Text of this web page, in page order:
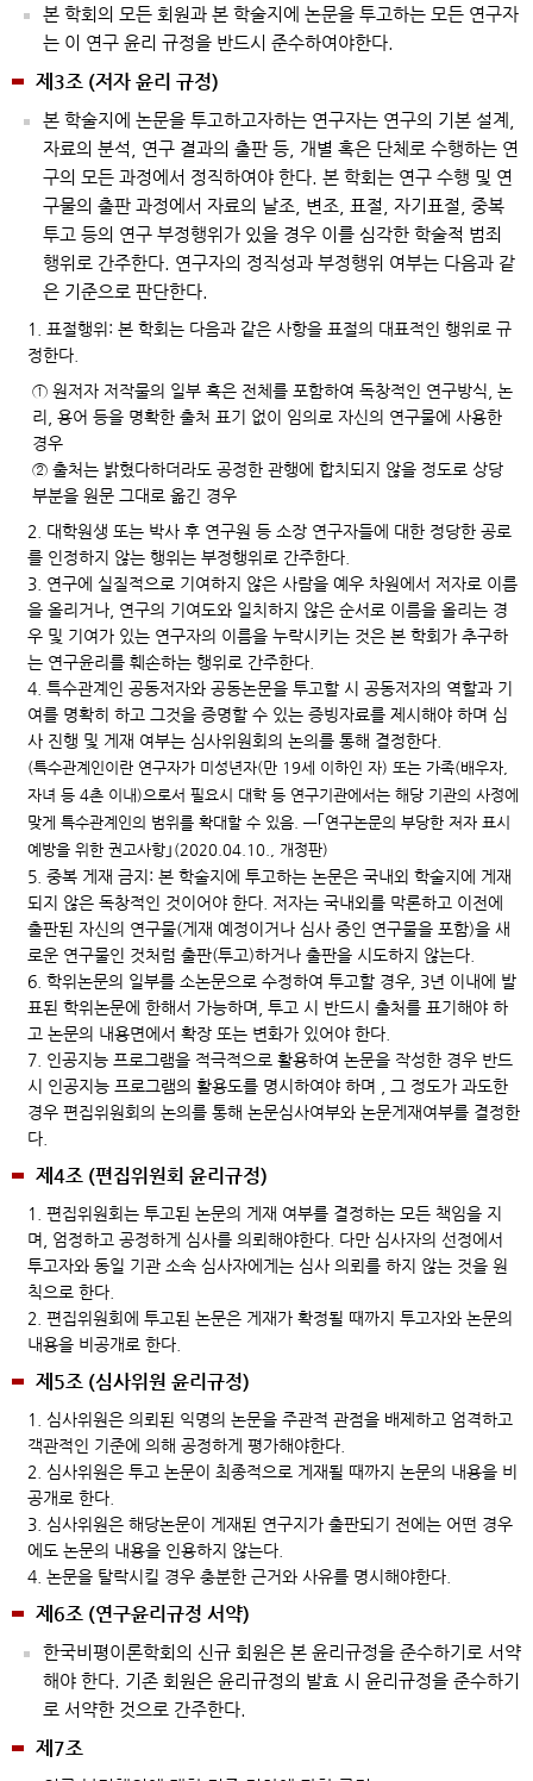
본 학회의 모든 회원과 본 학술지에 논문을 투고하는 모든 연구자
는 이 연구 윤리 규정을 반드시 준수하여야한다.
제3조 (저자 윤리 규정)
본 학술지에 논문을 투고하고자하는 연구자는 연구의 기본 설계,
자료의 분석, 연구 결과의 출판 등, 개별 혹은 단체로 수행하는 연
구의 모든 과정에서 정직하여야 한다. 본 학회는 연구 수행 및 연
구물의 출판 과정에서 자료의 날조, 변조, 표절, 자기표절, 중복
투고 등의 연구 부정행위가 있을 경우 이를 심각한 학술적 범죄
행위로 간주한다. 연구자의 정직성과 부정행위 여부는 다음과 같
은 기준으로 판단한다.
1. 표절행위: 본 학회는 다음과 같은 사항을 표절의 대표적인 행위로 규
정한다.
① 원저자 저작물의 일부 혹은 전체를 포함하여 독창적인 연구방식, 논
리, 용어 등을 명확한 출처 표기 없이 임의로 자신의 연구물에 사용한
경우
② 출처는 밝혔다하더라도 공정한 관행에 합치되지 않을 정도로 상당
부분을 원문 그대로 옮긴 경우
2. 대학원생 또는 박사 후 연구원 등 소장 연구자들에 대한 정당한 공로
를 인정하지 않는 행위는 부정행위로 간주한다.
3. 연구에 실질적으로 기여하지 않은 사람을 예우 차원에서 저자로 이름
을 올리거나, 연구의 기여도와 일치하지 않은 순서로 이름을 올리는 경
우 및 기여가 있는 연구자의 이름을 누락시키는 것은 본 학회가 추구하
는 연구윤리를 훼손하는 행위로 간주한다.
4. 특수관계인 공동저자와 공동논문을 투고할 시 공동저자의 역할과 기
여를 명확히 하고 그것을 증명할 수 있는 증빙자료를 제시해야 하며 심
사 진행 및 게재 여부는 심사위원회의 논의를 통해 결정한다.
(특수관계인이란 연구자가 미성년자(만 19세 이하인 자) 또는 가족(배우자,
자녀 등 4촌 이내)으로서 필요시 대학 등 연구기관에서는 해당 기관의 사정에
맞게 특수관계인의 범위를 확대할 수 있음. ―｢연구논문의 부당한 저자 표시
예방을 위한 권고사항｣(2020.04.10., 개정판)
5. 중복 게재 금지: 본 학술지에 투고하는 논문은 국내외 학술지에 게재
되지 않은 독창적인 것이어야 한다. 저자는 국내외를 막론하고 이전에
출판된 자신의 연구물(게재 예정이거나 심사 중인 연구물을 포함)을 새
로운 연구물인 것처럼 출판(투고)하거나 출판을 시도하지 않는다.
6. 학위논문의 일부를 소논문으로 수정하여 투고할 경우, 3년 이내에 발
표된 학위논문에 한해서 가능하며, 투고 시 반드시 출처를 표기해야 하
고 논문의 내용면에서 확장 또는 변화가 있어야 한다.
7. 인공지능 프로그램을 적극적으로 활용하여 논문을 작성한 경우 반드
시 인공지능 프로그램의 활용도를 명시하여야 하며 , 그 정도가 과도한
경우 편집위원회의 논의를 통해 논문심사여부와 논문게재여부를 결정한
다.
제4조 (편집위원회 윤리규정)
1. 편집위원회는 투고된 논문의 게재 여부를 결정하는 모든 책임을 지
며, 엄정하고 공정하게 심사를 의뢰해야한다. 다만 심사자의 선정에서
투고자와 동일 기관 소속 심사자에게는 심사 의뢰를 하지 않는 것을 원
칙으로 한다.
2. 편집위원회에 투고된 논문은 게재가 확정될 때까지 투고자와 논문의
내용을 비공개로 한다.
제5조 (심사위원 윤리규정)
1. 심사위원은 의뢰된 익명의 논문을 주관적 관점을 배제하고 엄격하고
객관적인 기준에 의해 공정하게 평가해야한다.
2. 심사위원은 투고 논문이 최종적으로 게재될 때까지 논문의 내용을 비
공개로 한다.
3. 심사위원은 해당논문이 게재된 연구지가 출판되기 전에는 어떤 경우
에도 논문의 내용을 인용하지 않는다.
4. 논문을 탈락시킬 경우 충분한 근거와 사유를 명시해야한다.
제6조 (연구윤리규정 서약)
한국비평이론학회의 신규 회원은 본 윤리규정을 준수하기로 서약
해야 한다. 기존 회원은 윤리규정의 발효 시 윤리규정을 준수하기
로 서약한 것으로 간주한다.
제7조